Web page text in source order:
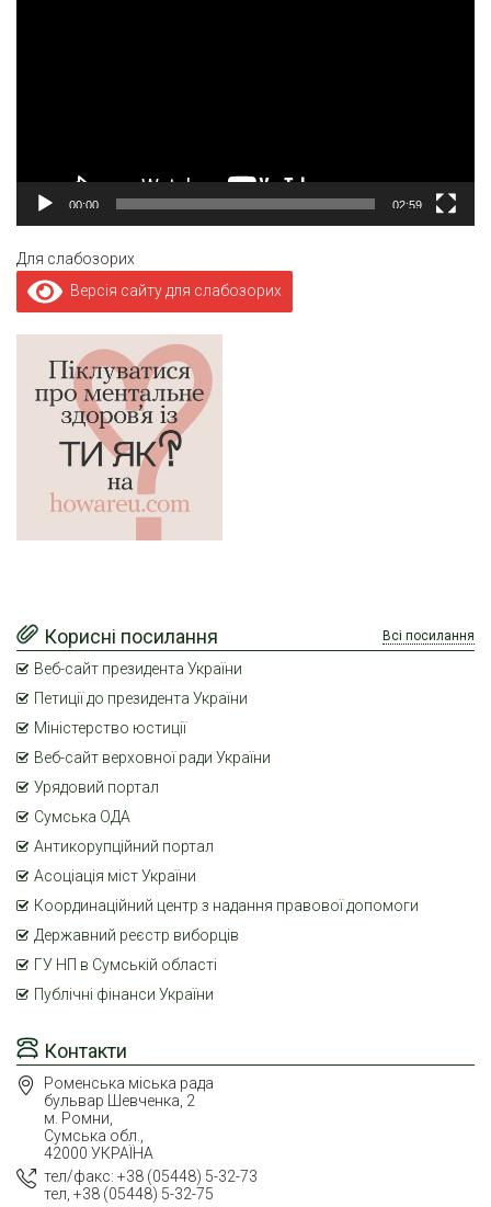
00:00 02:59
Для слабозорих
Версія сайту для слабозорих
Контакти
Роменська міська рада
бульвар Шевченка, 2
м. Ромни,
Сумська обл.,
42000 УКРАЇНА
тел/факс: +38 (05448) 5-32-73
тел, +38 (05448) 5-32-75
Корисні посилання Всі посилання
Веб-сайт президента України
Петиції до президента України
Міністерство юстиції
Веб-сайт верховної ради України
Урядовий портал
Сумська ОДА
Антикорупційний портал
Асоціація міст України
Координаційний центр з надання правової допомоги
Державний реєстр виборців
ГУ НП в Сумській області
Публічні фінанси України